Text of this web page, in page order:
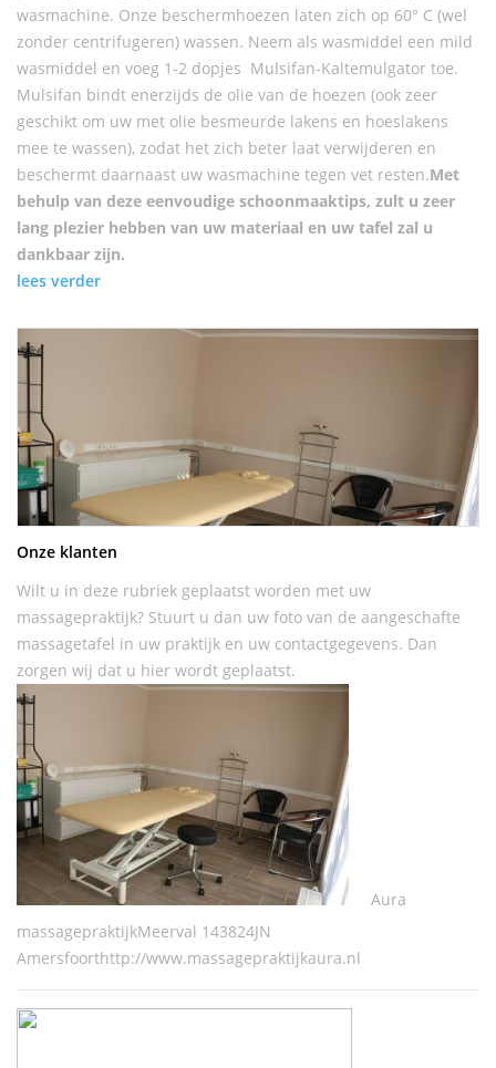
wasmachine. Onze beschermhoezen laten zich op 60° C (wel
zonder centrifugeren) wassen. Neem als wasmiddel een mild
wasmiddel en voeg 1-2 dopjes Mulsifan-Kaltemulgator toe.
Mulsifan bindt enerzijds de olie van de hoezen (ook zeer
geschikt om uw met olie besmeurde lakens en hoeslakens
mee te wassen), zodat het zich beter laat verwijderen en
beschermt daarnaast uw wasmachine tegen vet resten.Met
behulp van deze eenvoudige schoonmaaktips, zult u zeer
lang plezier hebben van uw materiaal en uw tafel zal u
dankbaar zijn.
lees verder
Onze klanten
Wilt u in deze rubriek geplaatst worden met uw
massagepraktijk? Stuurt u dan uw foto van de aangeschafte
massagetafel in uw praktijk en uw contactgegevens. Dan
zorgen wij dat u hier wordt geplaatst.
Aura
massagepraktijkMeerval 143824JN
Amersfoorthttp://www.massagepraktijkaura.nl